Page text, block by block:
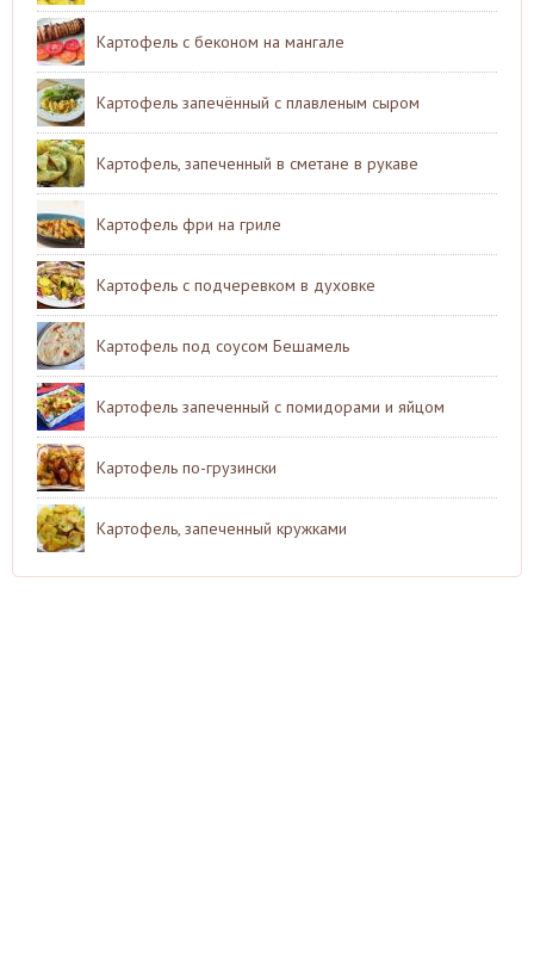
Картофель с беконом на мангале
Картофель запечённый с плавленым сыром
Картофель, запеченный в сметане в рукаве
Картофель фри на гриле
Картофель с подчеревком в духовке
Картофель под соусом Бешамель
Картофель запеченный с помидорами и яйцом
Картофель по-грузински
Картофель, запеченный кружками